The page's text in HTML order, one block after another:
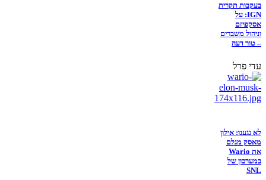
בעקבות תקרית
IGN: על
אסקפיזם
וניהול משברים
– טור דעה
עדי פרל
לא נגענו: אילון
מאסק מגלם
את Wario
במערכון של
SNL